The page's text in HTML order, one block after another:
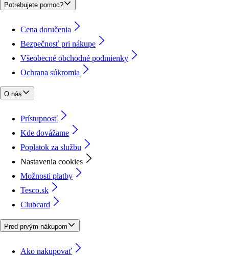
Potrebujete pomoc?
Cena doručenia
Bezpečnosť pri nákupe
Všeobecné obchodné podmienky
Ochrana súkromia
O nás
Prístupnosť
Kde dovážame
Poplatok za službu
Nastavenia cookies
Možnosti platby
Tesco.sk
Clubcard
Pred prvým nákupom
Ako nakupovať